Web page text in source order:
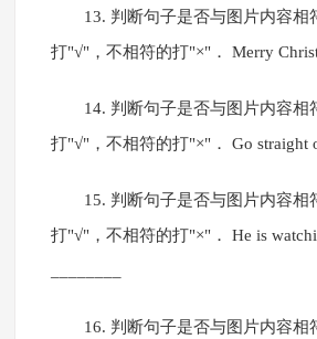
13. 判断句子是否与图片内容相
打"√"，不相符的打"×"． Merry
14. 判断句子是否与图片内容相
打"√"，不相符的打"×"． Go straight
15. 判断句子是否与图片内容相
打"√"，不相符的打"×"． He is
16. 判断句子是否与图片内容相